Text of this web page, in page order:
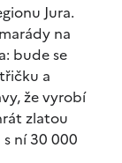
Jura.
na
bude se
a
že vyrobí
zlatou
ní 30 000